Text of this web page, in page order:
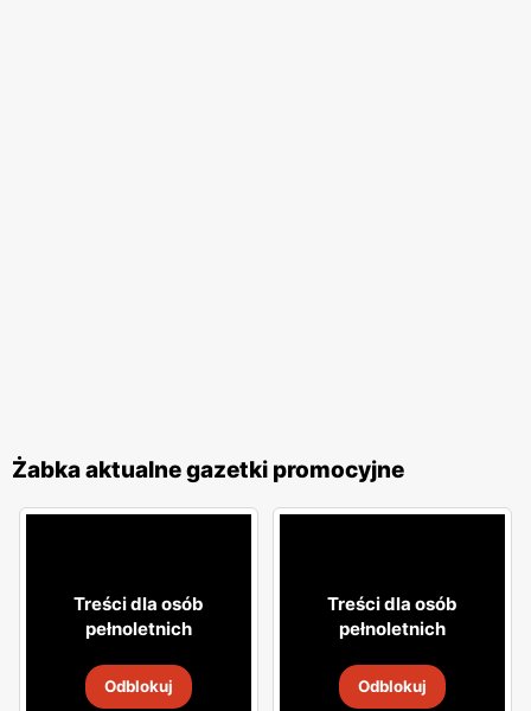
Żabka aktualne gazetki promocyjne
Treści dla osób
pełnoletnich
Odblokuj
Treści dla osób
pełnoletnich
Odblokuj